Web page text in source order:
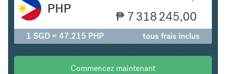
₱ 7 318 245,00
PHP
1 SGD = 47.215 PHP tous frais inclus
Commencez maintenant